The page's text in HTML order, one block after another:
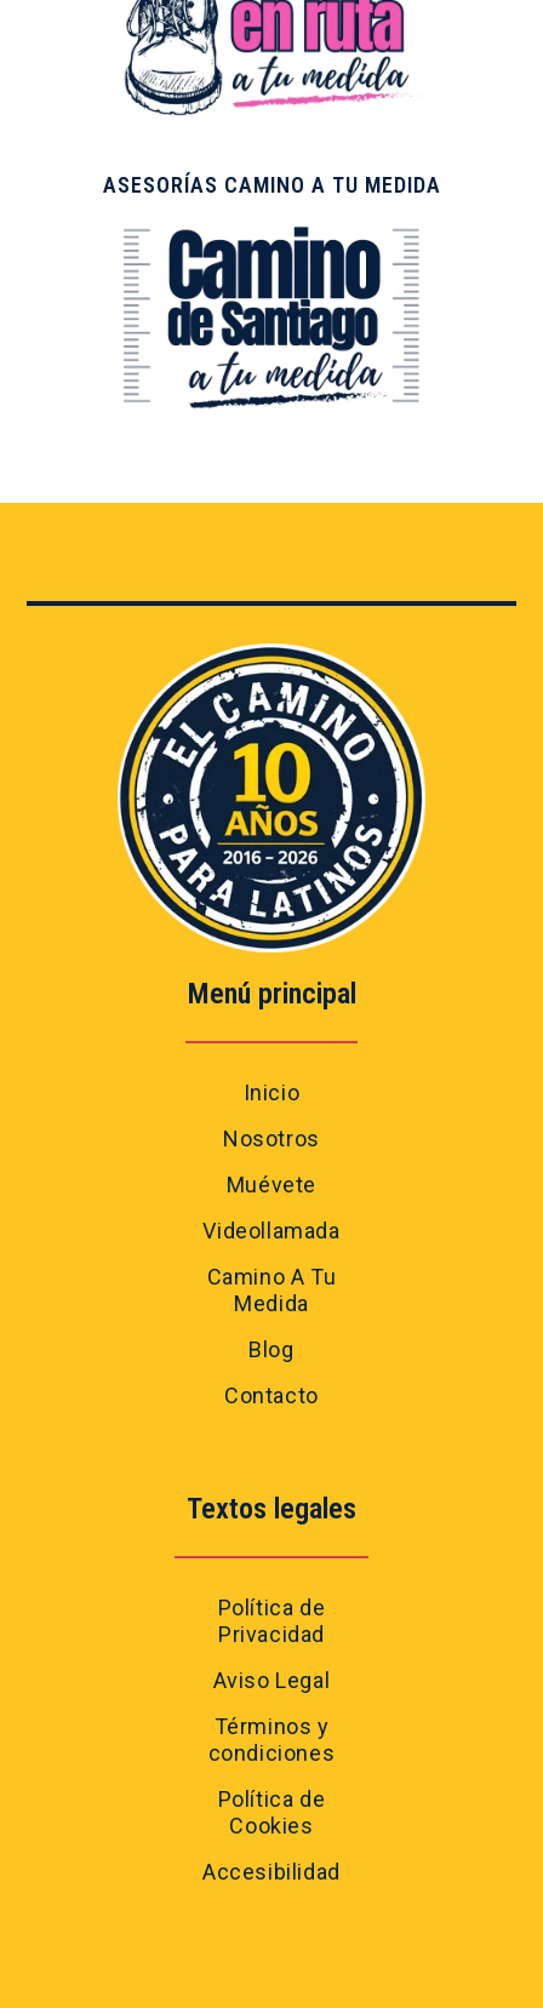
ASESORÍAS CAMINO A TU MEDIDA
Menú principal
Inicio
Nosotros
Muévete
Videollamada
Camino A Tu
Medida
Blog
Contacto
Textos legales
Política de
Privacidad
Aviso Legal
Términos y
condiciones
Política de
Cookies
Accesibilidad